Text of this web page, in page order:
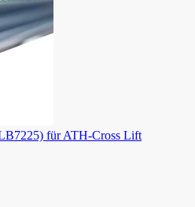
für ATH-Cross Lift